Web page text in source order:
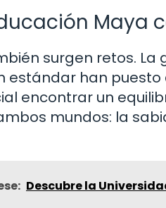
Maya
surgen retos.
estándar han
encontrar un
mundos: la
Descubre la